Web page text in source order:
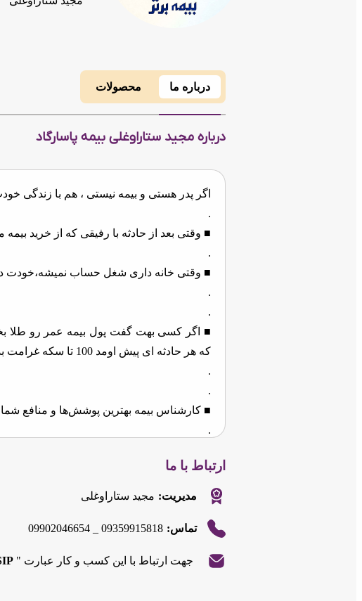
درباره ما محصولات
درباره مجید ستاراوغلی بیمه پاسارگاد
اگر پدر هستی و بیمه نیستی ، هم با زندگی
.
■ وقتی بعد از حادثه با رفیقی که از خرید
.
■ وقتی خانه داری شغل حساب نمیشه،خودت
.
.
■ اگر کسی بهت گفت پول بیمه عمر رو طلا
که هر حادثه ای پیش اومد 100 تا سکه غرامت بده.
.
.
■ کارشناس بیمه بهترین پوشش‌ها و منافع شما
.
با شما تماس میگیریم...
ارتباط با ما
مدیریت: مجید ستاراوغلی
تماس: 09902046654 _ 09359915818
جهت ارتباط با این کسب و کار عبارت "